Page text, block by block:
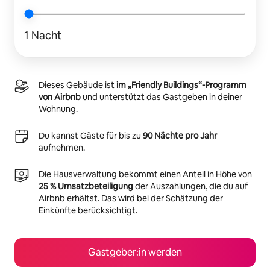
1 Nacht
Dieses Gebäude istim „Friendly Buildings“-Programm
von Airbnbund unterstützt das Gastgeben in deiner
Wohnung.
Du kannst Gäste für bis zu 90 Nächte pro Jahr
aufnehmen.
Die Hausverwaltung bekommt einen Anteil in Höhe von
25 % Umsatzbeteiligungder Auszahlungen, die du auf
Airbnb erhältst. Das wird bei der Schätzung der
Einkünfte berücksichtigt.
Gastgeber:in werden